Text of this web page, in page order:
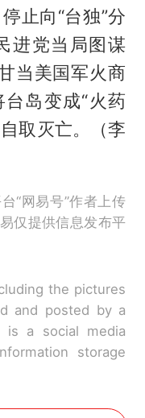
止向“台独”分
进党当局图谋
当美国军火商
岛变成“火药
取灭亡。（李
“网易号”作者上传
仅提供信息发布平
the pictures
and posted by a
is a social media
storage